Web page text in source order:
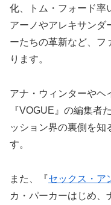
化、トム・フォード率
アーノやアレキサンダ
ーたちの革新など、フ
ります。
アナ・ウィンターやヘ
『VOGUE』の編集者
ッション界の裏側を知
す。
また、『セックス・ア
カ・パーカーはじめ、